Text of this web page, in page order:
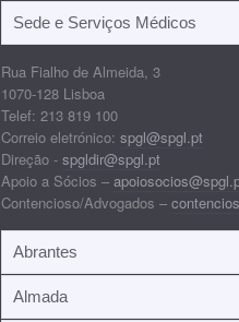
Sede e Serviços Médicos
Rua Fialho de Almeida, 3
1070-128 Lisboa
Telef: 213 819 100
Correio eletrónico: spgl@spgl.pt
Direção - spgldir@spgl.pt
Apoio a Sócios –
Contencioso/Advogados –
Abrantes
Almada